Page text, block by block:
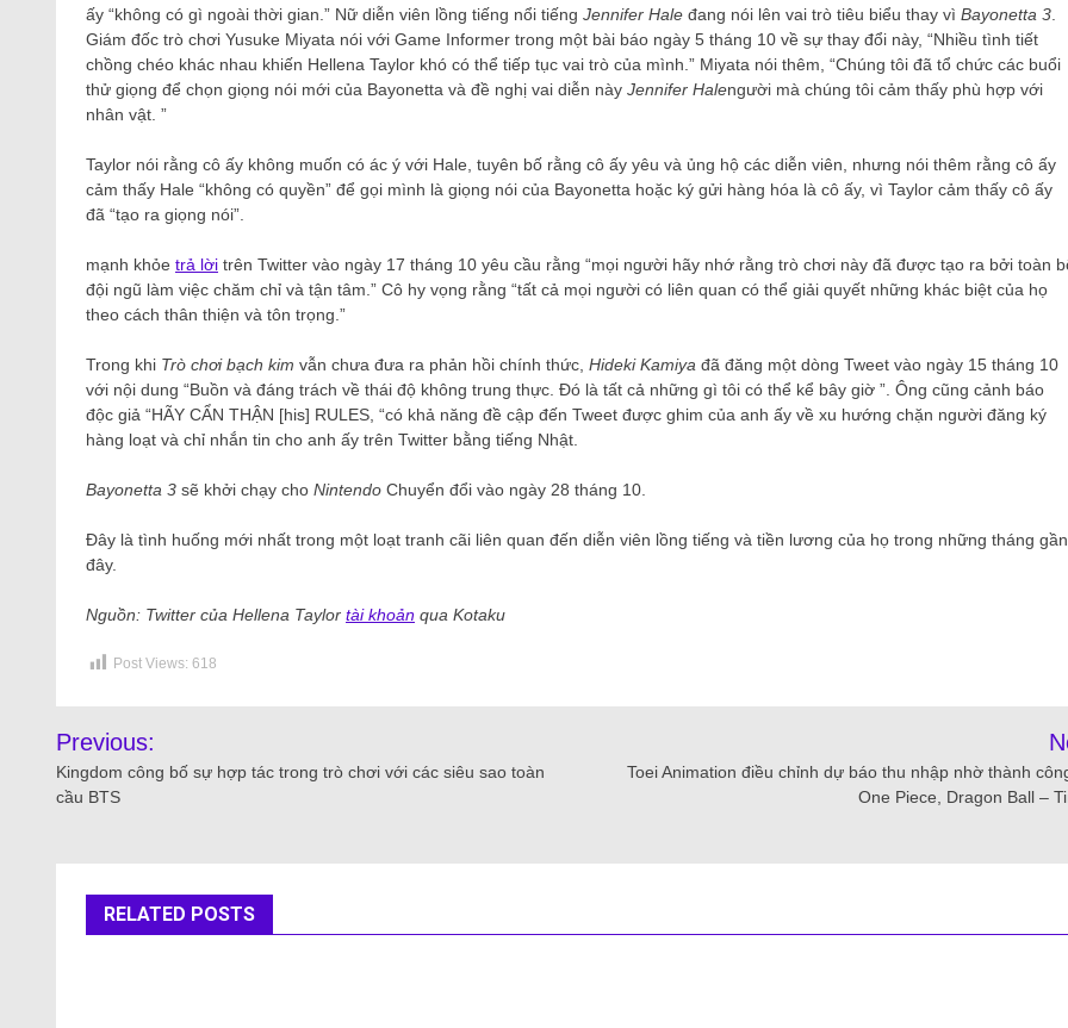
ấy “không có gì ngoài thời gian.” Nữ diễn viên lồng tiếng nổi tiếng Jennifer Hale đang nói lên vai trò tiêu biểu thay vì Bayonetta 3
Giám đốc trò chơi Yusuke Miyata nói với Game Informer trong một bài báo ngày 5 tháng 10 về sự thay đổi này, “Nhiều tình tiết
chồng chéo khác nhau khiến Hellena Taylor khó có thể tiếp tục vai trò của mình.” Miyata nói thêm, “Chúng tôi đã tổ chức các buổi
thử giọng để chọn giọng nói mới của Bayonetta và đề nghị vai diễn này Jennifer Halengười mà chúng tôi cảm thấy phù hợp với
nhân vật. ”
Taylor nói rằng cô ấy không muốn có ác ý với Hale, tuyên bố rằng cô ấy yêu và ủng hộ các diễn viên, nhưng nói thêm rằng cô ấy
cảm thấy Hale “không có quyền” để gọi mình là giọng nói của Bayonetta hoặc ký gửi hàng hóa là cô ấy, vì Taylor cảm thấy cô ấy
đã “tạo ra giọng nói”.
mạnh khỏe trả lời trên Twitter vào ngày 17 tháng 10 yêu cầu rằng “mọi người hãy nhớ rằng trò chơi này đã được tạo ra bởi toàn
đội ngũ làm việc chăm chỉ và tận tâm.” Cô hy vọng rằng “tất cả mọi người có liên quan có thể giải quyết những khác biệt của họ
theo cách thân thiện và tôn trọng.”
Trong khi Trò chơi bạch kim vẫn chưa đưa ra phản hồi chính thức, Hideki Kamiya đã đăng một dòng Tweet vào ngày 15 tháng 10
với nội dung “Buồn và đáng trách về thái độ không trung thực. Đó là tất cả những gì tôi có thể kể bây giờ ”. Ông cũng cảnh báo
độc giả “HÃY CẨN THẬN [his] RULES, “có khả năng đề cập đến Tweet được ghim của anh ấy về xu hướng chặn người đăng ký
hàng loạt và chỉ nhắn tin cho anh ấy trên Twitter bằng tiếng Nhật.
Bayonetta 3 sẽ khởi chạy cho Nintendo Chuyển đổi vào ngày 28 tháng 10.
Đây là tình huống mới nhất trong một loạt tranh cãi liên quan đến diễn viên lồng tiếng và tiền lương của họ trong những tháng gần
đây.
Nguồn: Twitter của Hellena Taylor tài khoản qua Kotaku
Post Views: 618
Previous:
Kingdom công bố sự hợp tác trong trò chơi với các siêu sao toàn
cầu BTS
Toei Animation điều chỉnh dự báo thu nhập nhờ thành
One Piece, Dragon Ball –
RELATED POSTS